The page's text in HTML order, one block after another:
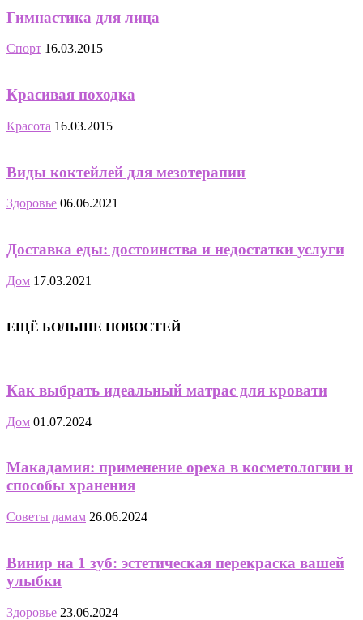
Гимнастика для лица
Спорт 16.03.2015
Красивая походка
Красота 16.03.2015
Виды коктейлей для мезотерапии
Здоровье 06.06.2021
Доставка еды: достоинства и недостатки услуги
Дом 17.03.2021
ЕЩЁ БОЛЬШЕ НОВОСТЕЙ
Как выбрать идеальный матрас для кровати
Дом 01.07.2024
Макадамия: применение ореха в косметологии и
способы хранения
Советы дамам 26.06.2024
Винир на 1 зуб: эстетическая перекраска вашей
улыбки
Здоровье 23.06.2024